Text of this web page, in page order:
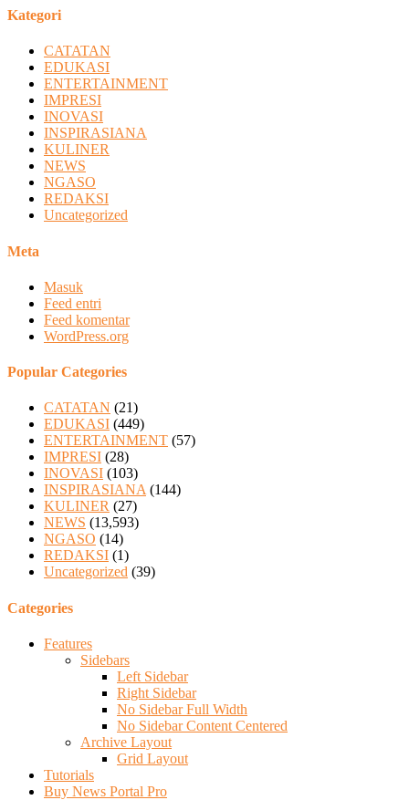
Kategori
CATATAN
EDUKASI
ENTERTAINMENT
IMPRESI
INOVASI
INSPIRASIANA
KULINER
NEWS
NGASO
REDAKSI
Uncategorized
Meta
Masuk
Feed entri
Feed komentar
WordPress.org
Popular Categories
CATATAN (21)
EDUKASI (449)
ENTERTAINMENT (57)
IMPRESI (28)
INOVASI (103)
INSPIRASIANA (144)
KULINER (27)
NEWS (13,593)
NGASO (14)
REDAKSI (1)
Uncategorized (39)
Categories
Features
Sidebars
Left Sidebar
Right Sidebar
No Sidebar Full Width
No Sidebar Content Centered
Archive Layout
Grid Layout
Tutorials
Buy News Portal Pro